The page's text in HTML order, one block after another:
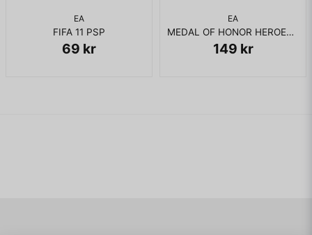
EA
FIFA 11 PSP
69 kr
EA
MEDAL OF HONOR HEROES PSP
149 kr